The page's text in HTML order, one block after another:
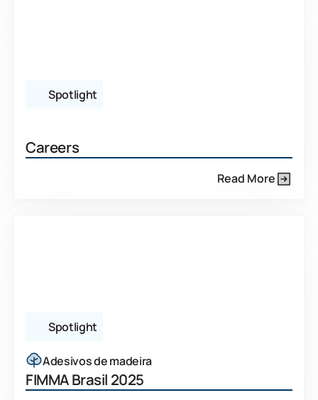
Spotlight
Careers
Read More
Spotlight
Adesivos de madeira
FIMMA Brasil 2025